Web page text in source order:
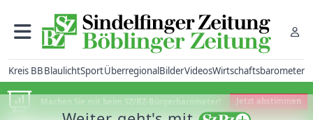
Kreis BBBlaulichtSportÜberregionalBilderVideosWirtschaftsbarometer
Machen Sie mit beim SZ/BZ-Bürgerbarometer! Jetzt abstimmen